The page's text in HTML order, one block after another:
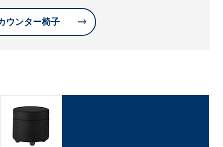
ウンター椅子